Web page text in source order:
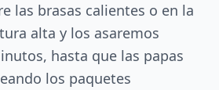
las brasas calientes o en la
alta y los asaremos
hasta que las papas
los paquetes